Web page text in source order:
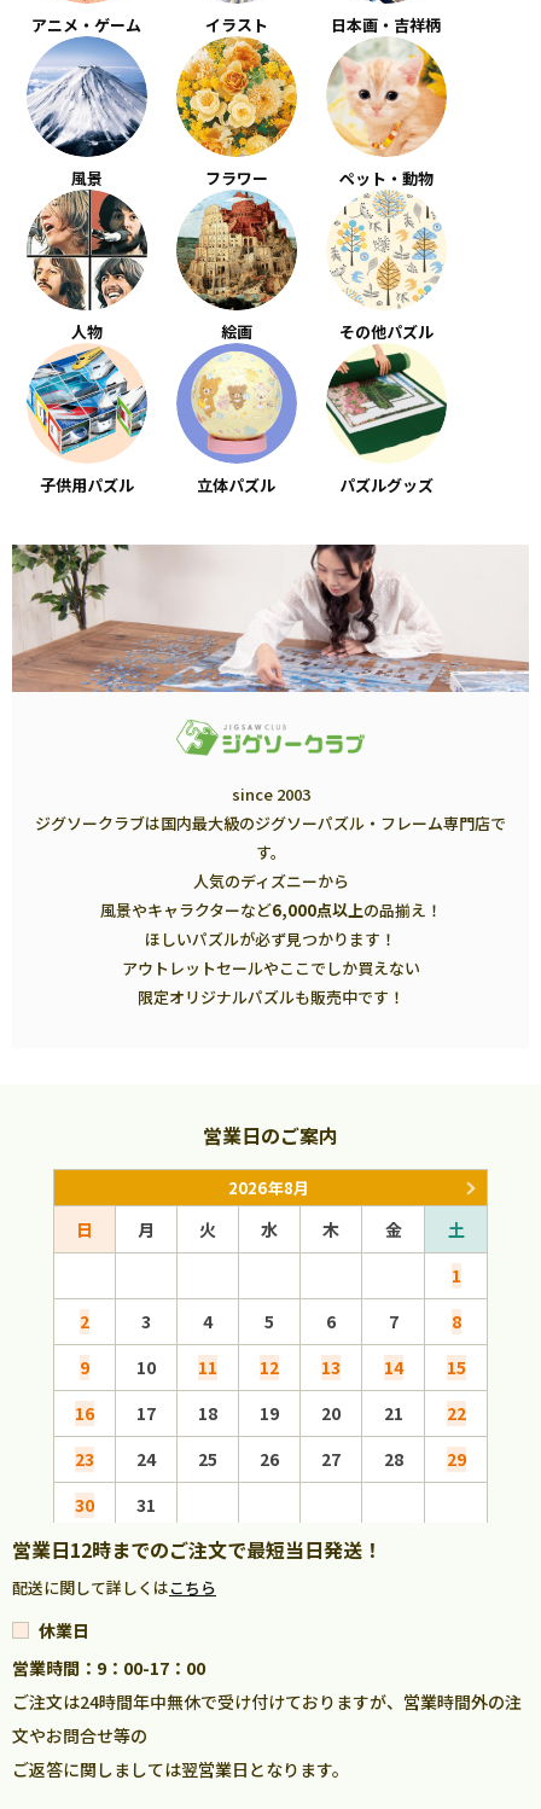
アニメ・ゲーム イラスト 日本画・吉祥柄
風景 フラワー ペット・動物
人物 絵画 その他パズル
子供用パズル 立体パズル パズルグッズ
since 2003
ジグソークラブは国内最大級のジグソーパズル・フレーム専門店で
す。
人気のディズニーから
風景やキャラクターなど6,000点以上の品揃え！
ほしいパズルが必ず見つかります！
アウトレットセールやここでしか買えない
限定オリジナルパズルも販売中です！
営業日のご案内
2026年8月
日 月 火 水 木 金
土
1
2
3 4 5 6 7
8
9
10 11 12 13 14
15
16
17 18 19 20 21
22
23
24 25 26 27 28
29
30
31
営業日12時までのご注文で最短当日発送！
配送に関して詳しくはこちら
休業日
営業時間：9：00-17：00
ご注文は24時間年中無休で受け付けておりますが、営業時間外の注
文やお問合せ等の
ご返答に関しましては翌営業日となります。